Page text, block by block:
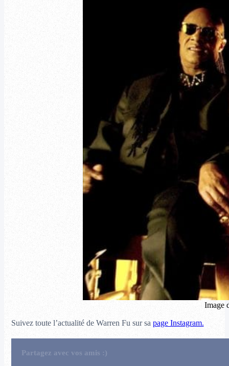
Image
Suivez toute l’actualité de Warren Fu sur sa page Instagram.
Partagez avec vos amis :)